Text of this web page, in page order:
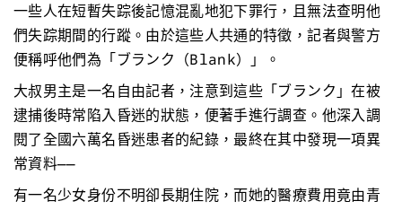
一些人在短暫失踪後記憶混亂地犯下罪行，且無法查明他
們失踪期間的行蹤。由於這些人共通的特徵，記者與警方
便稱呼他們為「ブランク（Blank）」。
大叔男主是一名自由記者，注意到這些「ブランク」在被
逮捕後時常陷入昏迷的狀態，便著手進行調查。他深入調
閱了全國六萬名昏迷患者的紀錄，最終在其中發現一項異
常資料——
有一名少女身份不明卻長期住院，而她的醫療費用竟由青